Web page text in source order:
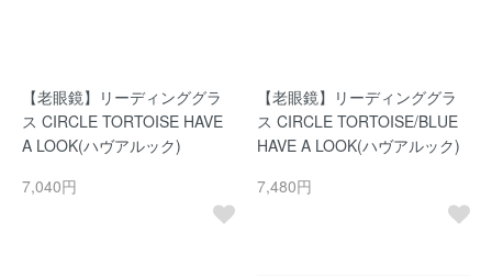
【老眼鏡】リーディンググラ
ス CIRCLE TORTOISE HAVE
A LOOK(ハヴアルック)
7,040円
【老眼鏡】リーディンググラ
ス CIRCLE TORTOISE/BLUE
HAVE A LOOK(ハヴアルック)
7,480円